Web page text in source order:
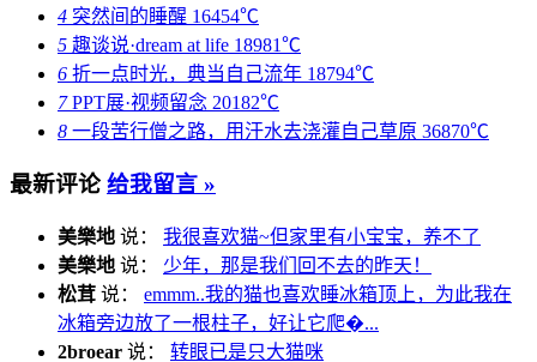
4 突然间的睡醒 16454℃
5 趣谈说·dream at life 18981℃
6 折一点时光，典当自己流年 18794℃
7PPT展·视频留念 20182℃
8 一段苦行僧之路，用汗水去浇灌自己草原 36870℃
最新评论 给我留言 »
美樂地 说： 我很喜欢猫~但家里有小宝宝，养不了
美樂地 说： 少年，那是我们回不去的昨天！
松茸 说： emmm..我的猫也喜欢睡冰箱顶上，为此我在
冰箱旁边放了一根柱子，好让它爬�...
2broear 说： 转眼已是只大猫咪